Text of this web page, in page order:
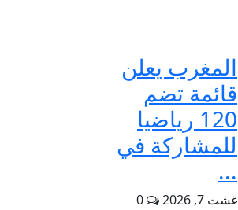
المغرب يعلن
قائمة تضم
120 رياضيا
للمشاركة في
...
غشت 7, 2026